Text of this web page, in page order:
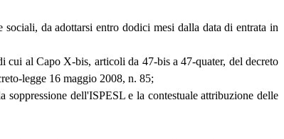
da adottarsi entro dodici mesi dalla data di entrata in
al Capo X-bis, articoli da 47-bis a 47-quater, del decreto
legge 16 maggio 2008, n. 85;
dell'ISPESL e la contestuale attribuzione delle